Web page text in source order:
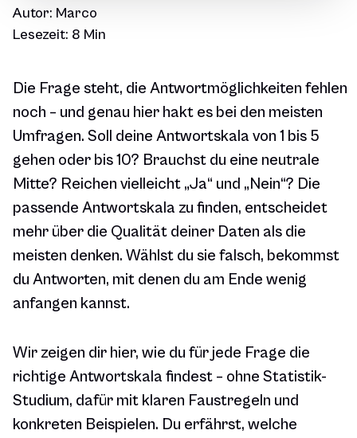
Autor: Marco
Lesezeit: 8 Min
Die Frage steht, die Antwortmöglichkeiten fehlen
noch – und genau hier hakt es bei den meisten
Umfragen. Soll deine Antwortskala von 1 bis 5
gehen oder bis 10? Brauchst du eine neutrale
Mitte? Reichen vielleicht „Ja“ und „Nein“? Die
passende Antwortskala zu finden, entscheidet
mehr über die Qualität deiner Daten als die
meisten denken. Wählst du sie falsch, bekommst
du Antworten, mit denen du am Ende wenig
anfangen kannst.
Wir zeigen dir hier, wie du für jede Frage die
richtige Antwortskala findest – ohne Statistik-
Studium, dafür mit klaren Faustregeln und
konkreten Beispielen. Du erfährst, welche